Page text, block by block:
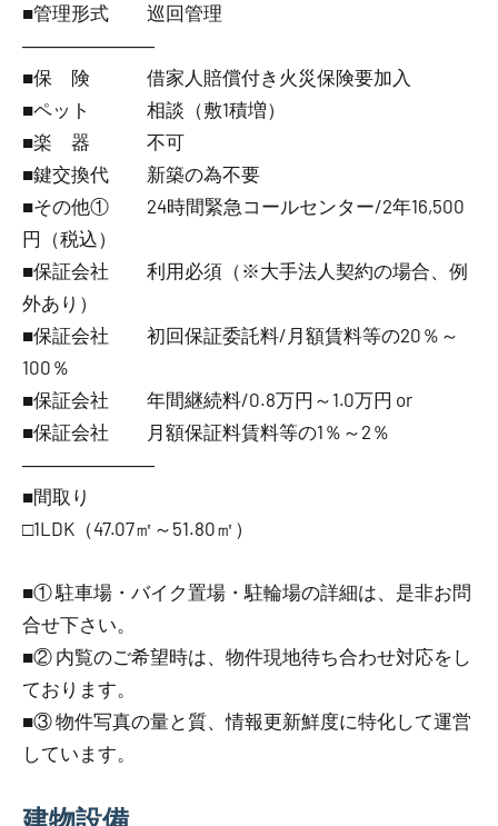
■管理形式 巡回管理
―――――――
■保 険 借家人賠償付き火災保険要加入
■ペット 相談（敷1積増）
■楽 器 不可
■鍵交換代 新築の為不要
■その他① 24時間緊急コールセンター/2年16,500
円（税込）
■保証会社 利用必須（※大手法人契約の場合、例
外あり）
■保証会社 初回保証委託料/月額賃料等の20％～
100％
■保証会社 年間継続料/0.8万円～1.0万円 or
■保証会社 月額保証料賃料等の1％～2％
―――――――
■間取り
□1LDK（47.07㎡～51.80㎡）
■① 駐車場・バイク置場・駐輪場の詳細は、是非お問
合せ下さい。
■② 内覧のご希望時は、物件現地待ち合わせ対応をし
ております。
■③ 物件写真の量と質、情報更新鮮度に特化して運営
しています。
建物設備